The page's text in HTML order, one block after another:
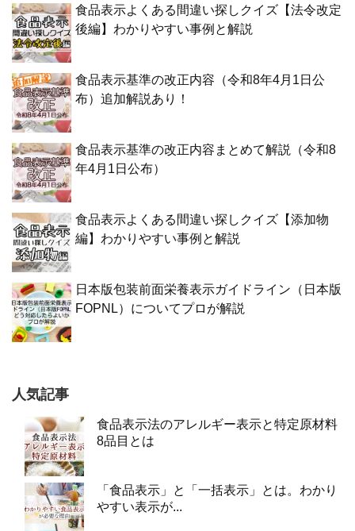
食品表示よくある間違い探しクイズ【法令改定
後編】わかりやすい事例と解説
食品表示基準の改正内容（令和8年4月1日公
布）追加解説あり！
食品表示基準の改正内容まとめて解説（令和8
年4月1日公布）
食品表示よくある間違い探しクイズ【添加物
編】わかりやすい事例と解説
日本版包装前面栄養表示ガイドライン（日本版
FOPNL）についてプロが解説
人気記事
食品表示法のアレルギー表示と特定原材料
8品目とは
「食品表示」と「一括表示」とは。わかり
やすい表示が...